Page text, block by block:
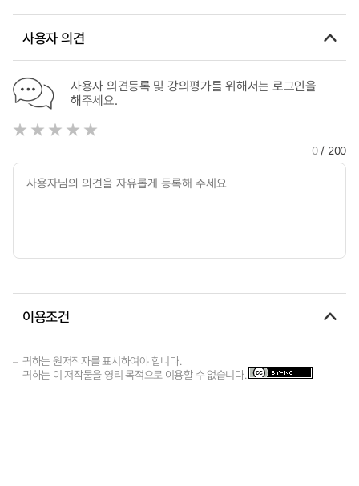
Performance in the Steel Industry:From the perspective of
사용자 의견
사용자 의견등록 및 강의평가를 위해서는 로그인을
해주세요.
0/ 200
이용조건
귀하는 원저작자를 표시하여야 합니다.
귀하는 이 저작물을 영리 목적으로 이용할 수 없습니다.